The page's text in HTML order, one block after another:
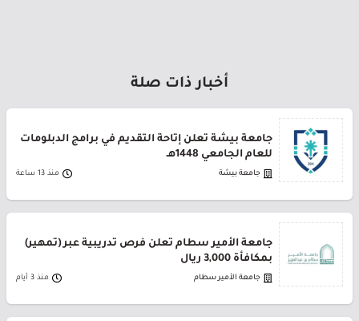
أخبار ذات صلة
جامعة بيشة تعلن إتاحة التقديم في برامج الدبلومات
للعام الجامعي 1448هـ
جامعة بيشة منذ 13 ساعة
جامعة الأمير سطام تعلن فرص تدريبية عبر (تمهير)
بمكافأة 3,000 ريال
جامعة الأمير سطام منذ 3 أيام